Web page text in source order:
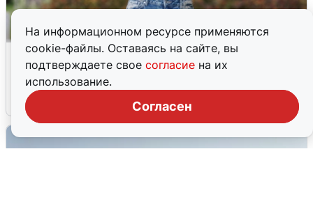
На информационном ресурсе применяются
cookie-файлы. Оставаясь на сайте, вы
подтверждаете свое согласие на их
использование.
Согласен
Волгоградцы остались без
мобильного интернета
6 августа